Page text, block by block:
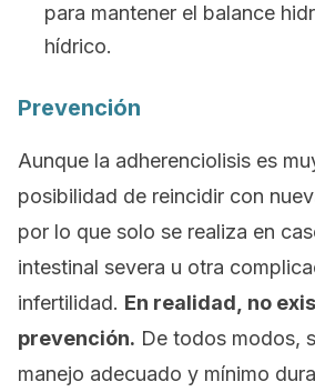
para mantener el balance
hídrico.
Prevención
Aunque la adherenciolisis es
posibilidad de reincidir con
por lo que solo se realiza en
intestinal severa u otra
infertilidad. En realidad, no
prevención. De todos modos,
manejo adecuado y mínimo